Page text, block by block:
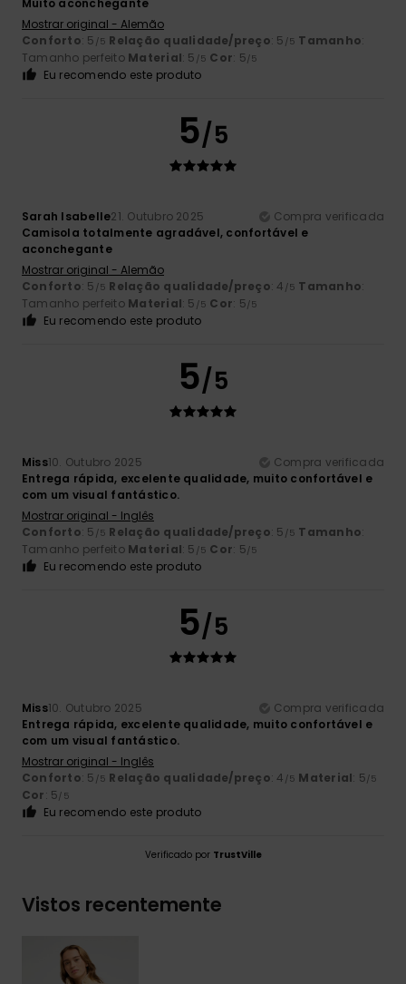
Muito aconchegante
Mostrar original - Alemão
Conforto: 5 /5 Relação qualidade/preço: 5 /5 Tamanho:
Tamanho perfeito Material: 5 /5 Cor: 5/5
Eu recomendo este produto
5/5
Sarah Isabelle21. Outubro 2025
Compra verificada
Camisola totalmente agradável, confortável e
aconchegante
Mostrar original - Alemão
Conforto: 5 /5 Relação qualidade/preço: 4 /5 Tamanho:
Tamanho perfeito Material: 5 /5 Cor: 5/5
Eu recomendo este produto
5/5
Miss10. Outubro 2025
Compra verificada
Entrega rápida, excelente qualidade, muito confortável e
com um visual fantástico.
Mostrar original - Inglês
Conforto: 5 /5 Relação qualidade/preço: 5 /5 Tamanho:
Tamanho perfeito Material: 5 /5 Cor: 5/5
Eu recomendo este produto
5/5
Miss10. Outubro 2025
Compra verificada
Entrega rápida, excelente qualidade, muito confortável e
com um visual fantástico.
Mostrar original - Inglês
Conforto: 5 /5 Relação qualidade/preço: 4 /5 Material: 5/5
Cor: 5/5
Eu recomendo este produto
Verificado por TrustVille
Vistos recentemente